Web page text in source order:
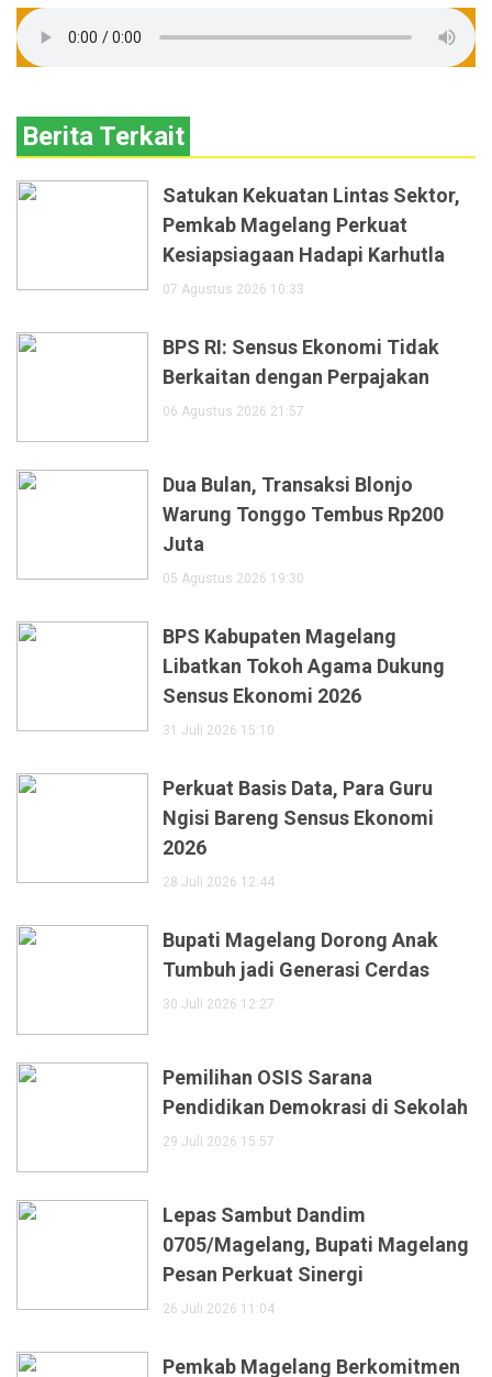
Berita Terkait
Satukan Kekuatan Lintas Sektor,
Pemkab Magelang Perkuat
Kesiapsiagaan Hadapi Karhutla
07 Agustus 2026 10:33
BPS RI: Sensus Ekonomi Tidak
Berkaitan dengan Perpajakan
06 Agustus 2026 21:57
Dua Bulan, Transaksi Blonjo
Warung Tonggo Tembus Rp200
Juta
05 Agustus 2026 19:30
BPS Kabupaten Magelang
Libatkan Tokoh Agama Dukung
Sensus Ekonomi 2026
31 Juli 2026 15:10
Perkuat Basis Data, Para Guru
Ngisi Bareng Sensus Ekonomi
2026
28 Juli 2026 12:44
Bupati Magelang Dorong Anak
Tumbuh jadi Generasi Cerdas
30 Juli 2026 12:27
Pemilihan OSIS Sarana
Pendidikan Demokrasi di Sekolah
29 Juli 2026 15:57
Lepas Sambut Dandim
0705/Magelang, Bupati Magelang
Pesan Perkuat Sinergi
26 Juli 2026 11:04
Pemkab Magelang Berkomitmen